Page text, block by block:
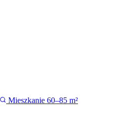
Mieszkanie 60–85 m²